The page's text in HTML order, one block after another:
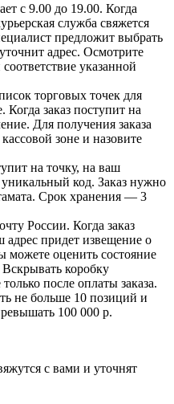
с 9.00 до 19.00. Когда
служба свяжется
предложит выбрать
адрес. Осмотрите
указанной
торговых точек для
Когда заказ поступит на
Для получения заказа
зоне и назовите
на точку, на ваш
код. Заказ нужно
Срок хранения — 3
России. Когда заказ
адрес придет извещение о
можете оценить состояние
Вскрывать коробку
после оплаты заказа.
не больше 10 позиций и
100 000 р.
с вами и уточнят